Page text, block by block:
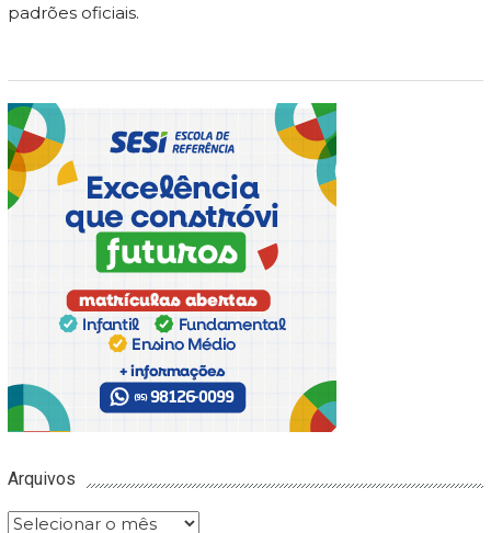
padrões oficiais.
Arquivos
Arquivos